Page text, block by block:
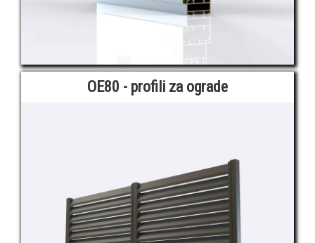
OE80 - profili za ograde